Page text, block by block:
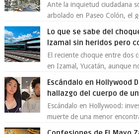
Ante la inquietud ciudadana
arbolado en Paseo Colón, el
Lo que se sabe del
Izamal sin heridos pero
El reciente choque entre dos
en Izamal, Yucatán, aunque
Escándalo en Hollywood
hallazgo del cuerpo de
Escándalo en Hollywood:
muerte de una menor